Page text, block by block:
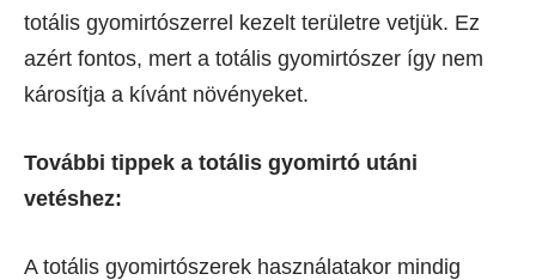
totális gyomirtószerrel kezelt területre vetjük. Ez
azért fontos, mert a totális gyomirtószer így nem
károsítja a kívánt növényeket.
További tippek a totális gyomirtó utáni
vetéshez:
A totális gyomirtószerek használatakor mindig